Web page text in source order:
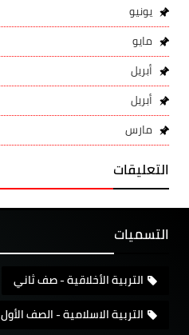
يونيو
مايو
أبريل
أبريل
مارس
التعليقات
التسميات
التربية الأخلاقية - صف ثاني
التربية الاسلامية - الصف الأول